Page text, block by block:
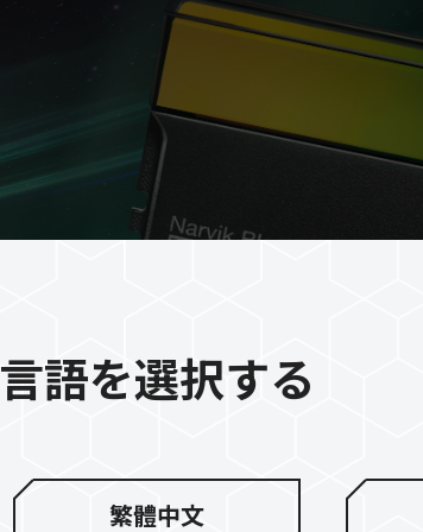
言語を選択する
繁體中文